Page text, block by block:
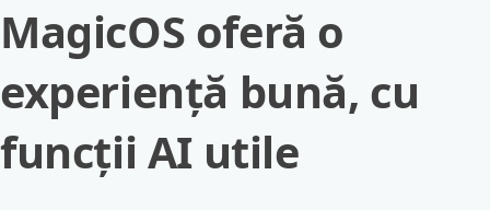
MagicOS oferă o
experiență bună, cu
funcții AI utile